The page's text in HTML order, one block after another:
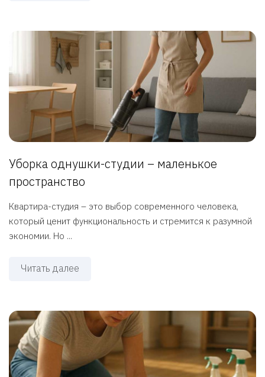
Уборка однушки-студии – маленькое
пространство
Квартира-студия – это выбор современного человека,
который ценит функциональность и стремится к разумной
экономии. Но ...
Читать далее